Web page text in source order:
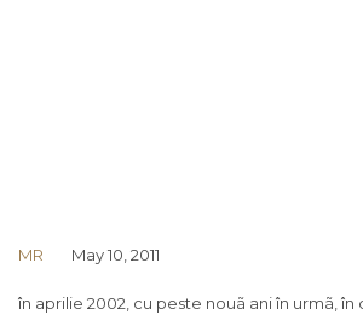
MR May 10, 2011
în aprilie 2002, cu peste nouã ani în urmã, în